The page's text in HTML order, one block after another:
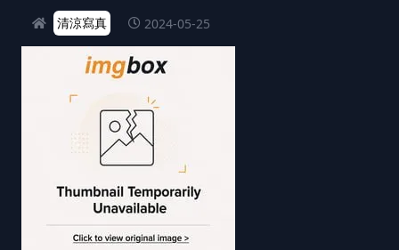
清涼寫真 2024-05-25